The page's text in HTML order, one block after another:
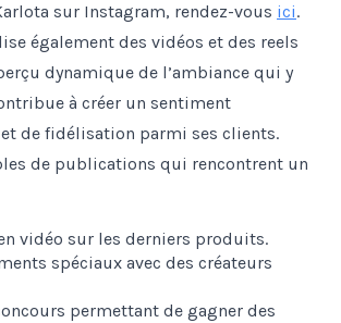
sur Instagram, rendez-vous ici.
également des vidéos et des reels
dynamique de l’ambiance qui y
à créer un sentiment
et de fidélisation parmi ses clients.
de publications qui rencontrent un
vidéo sur les derniers produits.
spéciaux avec des créateurs
permettant de gagner des